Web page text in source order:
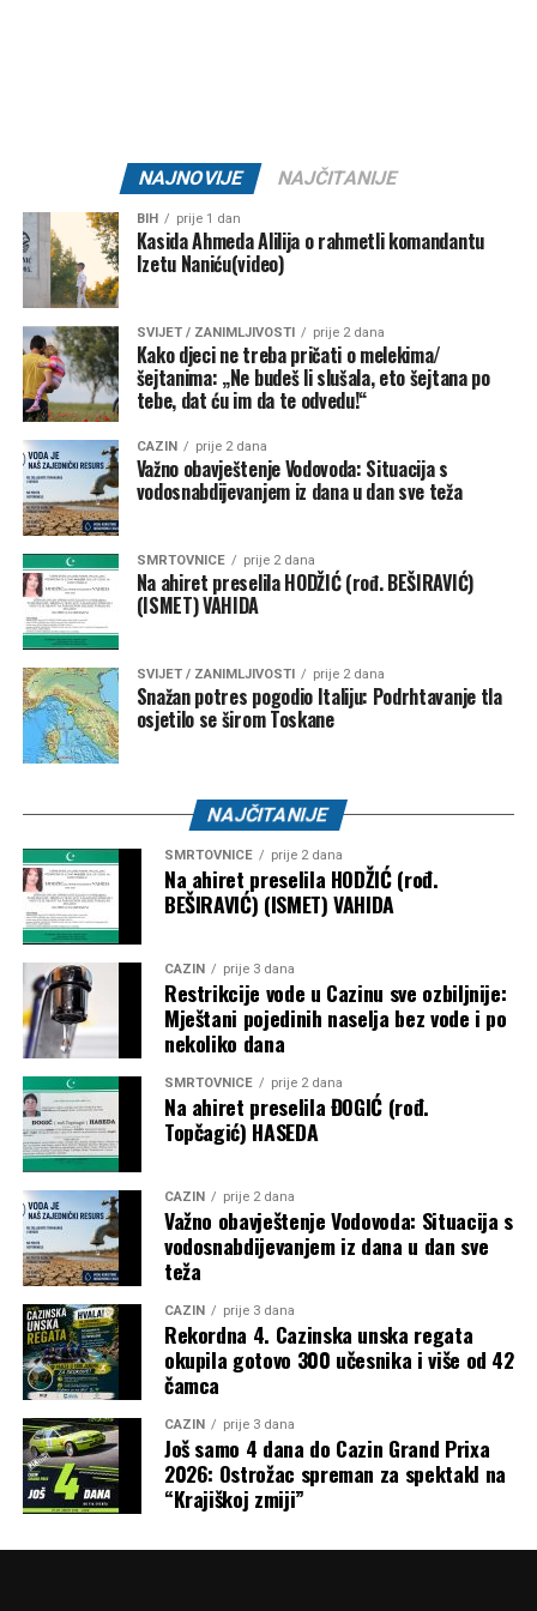
NAJNOVIJE NAJČITANIJE
BIH prije 1 dan
Kasida Ahmeda Alilija o rahmetli komandantu
Izetu Naniću(video)
SVIJET / ZANIMLJIVOSTI prije 2 dana
Kako djeci ne treba pričati o melekima/
šejtanima: „Ne budeš li slušala, eto šejtana po
tebe, dat ću im da te odvedu!“
CAZIN prije 2 dana
Važno obavještenje Vodovoda: Situacija s
vodosnabdijevanjem iz dana u dan sve teža
SMRTOVNICE prije 2 dana
Na ahiret preselila HODŽIĆ (rođ. BEŠIRAVIĆ)
(ISMET) VAHIDA
SVIJET / ZANIMLJIVOSTI prije 2 dana
Snažan potres pogodio Italiju: Podrhtavanje tla
osjetilo se širom Toskane
NAJČITANIJE
SMRTOVNICE prije 2 dana
Na ahiret preselila HODŽIĆ (rođ.
BEŠIRAVIĆ) (ISMET) VAHIDA
CAZIN prije 3 dana
Restrikcije vode u Cazinu sve ozbiljnije:
Mještani pojedinih naselja bez vode i po
nekoliko dana
SMRTOVNICE prije 2 dana
Na ahiret preselila ĐOGIĆ (rođ.
Topčagić) HASEDA
CAZIN prije 2 dana
Važno obavještenje Vodovoda: Situacija s
vodosnabdijevanjem iz dana u dan sve
teža
CAZIN prije 3 dana
Rekordna 4. Cazinska unska regata
okupila gotovo 300 učesnika i više od 42
čamca
CAZIN prije 3 dana
Još samo 4 dana do Cazin Grand Prixa
2026: Ostrožac spreman za spektakl na
“Krajiškoj zmiji”